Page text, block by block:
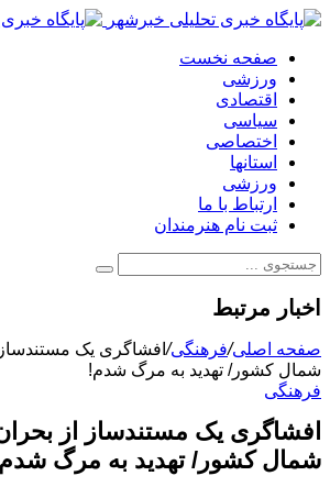
صفحه نخست
ورزشی
اقتصادی
سیاسی
اختصاصی
استانها
ورزشی
ارتباط با ما
ثبت نام هنرمندان
اخبار مرتبط
صفحه اصلی/فرهنگی/افشاگری یک مستندساز
شمال کشور/ تهدید به مرگ شدم!
فرهنگی
افشاگری یک مستندساز از
شمال کشور/ تهدید به مرگ